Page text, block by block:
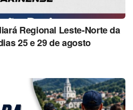
Regional Leste-Norte da
25 e 29 de agosto